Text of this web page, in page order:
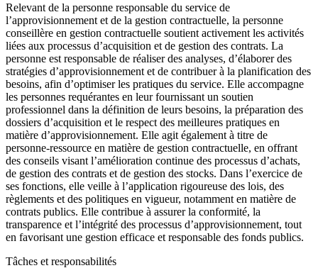
Relevant de la personne responsable du service de
l’approvisionnement et de la gestion contractuelle, la personne
conseillère en gestion contractuelle soutient activement les activités
liées aux processus d’acquisition et de gestion des contrats. La
personne est responsable de réaliser des analyses, d’élaborer des
stratégies d’approvisionnement et de contribuer à la planification des
besoins, afin d’optimiser les pratiques du service. Elle accompagne
les personnes requérantes en leur fournissant un soutien
professionnel dans la définition de leurs besoins, la préparation des
dossiers d’acquisition et le respect des meilleures pratiques en
matière d’approvisionnement. Elle agit également à titre de
personne-ressource en matière de gestion contractuelle, en offrant
des conseils visant l’amélioration continue des processus d’achats,
de gestion des contrats et de gestion des stocks. Dans l’exercice de
ses fonctions, elle veille à l’application rigoureuse des lois, des
règlements et des politiques en vigueur, notamment en matière de
contrats publics. Elle contribue à assurer la conformité, la
transparence et l’intégrité des processus d’approvisionnement, tout
en favorisant une gestion efficace et responsable des fonds publics.
Tâches et responsabilités